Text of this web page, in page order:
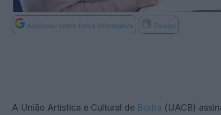
Adicionar como fonte informativa Tempo
A União Artística e Cultural de Borba (UACB)